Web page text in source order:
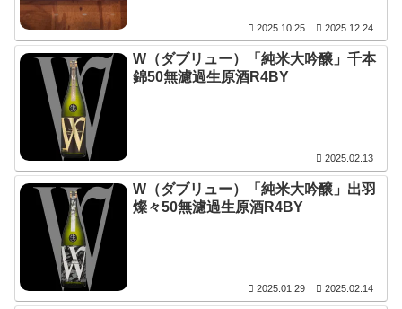
2025.10.25 2025.12.24
W（ダブリュー）「純米大吟醸」千本
錦50無濾過生原酒R4BY
2025.02.13
W（ダブリュー）「純米大吟醸」出羽
燦々50無濾過生原酒R4BY
2025.01.29 2025.02.14